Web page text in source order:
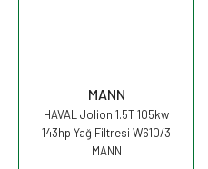
MANN
HAVAL Jolion 1.5T 105kw
143hp Yağ Filtresi W610/3
MANN